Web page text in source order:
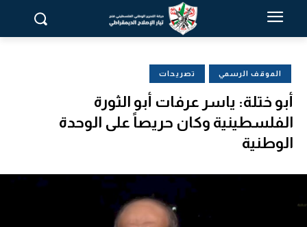
الموقف الرسمي تصريحات
أبو ختلة: ياسر عرفات أبو الثورة
الفلسطينية وكان حريصاً على الوحدة
الوطنية